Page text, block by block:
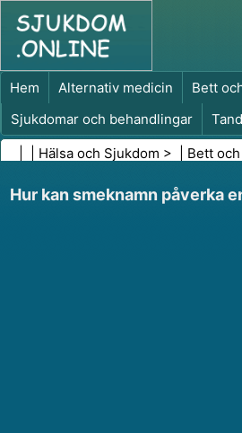
Hem Alternativ medicin Bett
Sjukdomar och behandlingar
Kost och näring
Familjehälsa
Hälsa och Sjukdom > | Bett
Hur kan smeknamn påverka